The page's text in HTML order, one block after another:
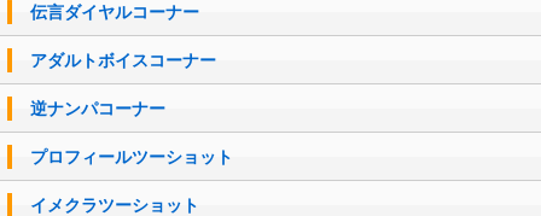
伝言ダイヤルコーナー
アダルトボイスコーナー
逆ナンパコーナー
プロフィールツーショット
イメクラツーショット